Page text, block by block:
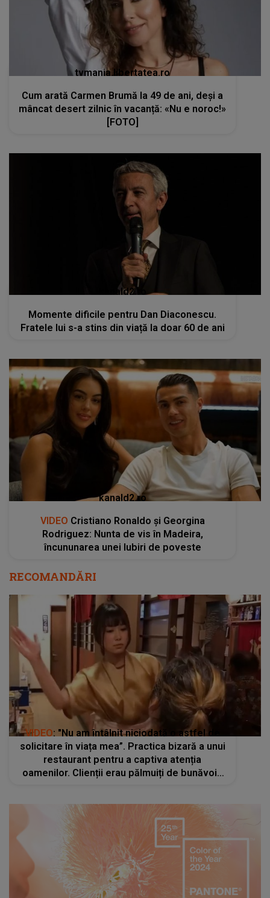
tvmania.libertatea.ro
Cum arată Carmen Brumă la 49 de ani, deși a
mâncat desert zilnic în vacanță: «Nu e noroc!»
[FOTO]
kanald2.ro
Momente dificile pentru Dan Diaconescu.
Fratele lui s-a stins din viață la doar 60 de ani
kanald2.ro
VIDEO Cristiano Ronaldo și Georgina
Rodriguez: Nunta de vis în Madeira,
încununarea unei Iubiri de poveste
RECOMANDĂRI
VIDEO: "Nu am întâlnit niciodată o astfel de
solicitare în viața mea”. Practica bizară a unui
restaurant pentru a captiva atenția
oamenilor. Clienții erau pălmuiți de bunăvoie